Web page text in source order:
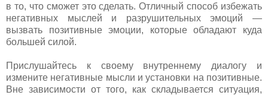
в то, что сможет это сделать. Отличный способ избежать
негативных мыслей и разрушительных эмоций —
вызвать позитивные эмоции, которые обладают куда
большей силой.
Прислушайтесь к своему внутреннему диалогу и
измените негативные мысли и установки на позитивные.
Вне зависимости от того, как складывается ситуация,